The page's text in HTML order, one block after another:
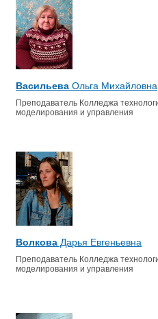
Васильева Ольга Михайловна
Преподаватель Колледжа
моделирования и управления
Волкова Дарья Евгеньевна
Преподаватель Колледжа
моделирования и управления